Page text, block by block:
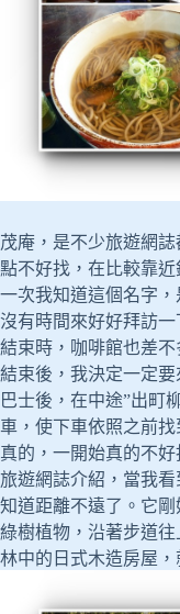
茂庵，是不少旅遊網
點不好找，在比較靠
一次我知道這個名字
沒有時間來好好拜訪
結束時，咖啡館也差
結束後，我決定一定
巴士後，在中途”出町
車，使下車依照之前
真的，一開始真的不
旅遊網誌介紹，當我
知道距離不遠了。它
綠樹植物，沿著步道
林中的日式木造房屋，